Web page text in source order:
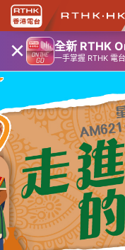
× 全新 RTHK
一手掌握 RTHK 電